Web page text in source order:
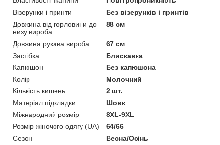
Візерунки і принти
Без візерунків і принтів
Довжина від горловини до
низу вироба
88 см
Довжина рукава вироба
67 см
Застібка
Блискавка
Капюшон
Без капюшона
Колір
Молочний
Кількість кишень
2 шт.
Матеріал підкладки
Шовк
Міжнародний розмір
8XL-9XL
Розмір жіночого одягу (UA)
64/66
Сезон
Весна/Осінь